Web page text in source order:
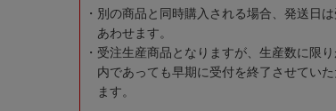
別の商品と同時購入される場合、発送日
あわせます。
受注生産商品となりますが、生産数に限
内であっても早期に受付を終了させてい
ます。